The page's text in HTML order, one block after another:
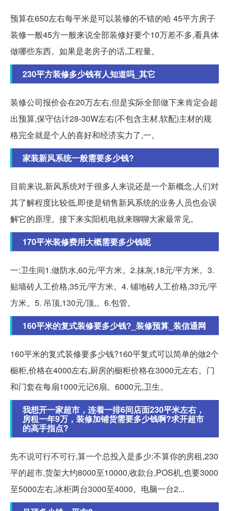
预算在650左右每平米是可以装修的不错的哈 45平方房子
装修一般45方一般来说全部装修好要个10万差不多,看具体
做哪些东西。如果是老房子的话,工程量。
230平方装修多少钱有人知道吗_其它
装修公司报价会在20万左右,但是实际全部做下来肯定会超
出预算,保守估计28-30W左右(不包含主材,软配)主材的规
格完全就是个人的喜好和经济实力了,一。
家装新风系统一般需要多少钱?
目前来说,新风系统对于很多人来说还是一个新概念,人们对
其了解程度比较低,即使是销售新风系统的业务人员也会误
解它的原理。接下来实阳机电就来聊聊大家最常见。
170平米装修费用大概需要多少钱呢
一:卫生间1.做防水,60元/平方米。2.抹灰,18元/平方米。3.
贴墙砖人工价格,35元/平方米。4. 铺地砖人工价格,33元/平
方米。5. 吊顶,130元/顶,。6.包管。
160平米的复式装修要多少钱?_装修预算_装信通网
160平米的复式装修要多少钱?160平复式可以简单的做2个
橱柜,价格在4000左右,厨房的橱柜价格在3000元左右。门
和门套在每扇1000元记6扇。6000元,卫生。
我想开一家超市，连着一排6间店面230平米左右，
房租一年9万，装修加铺货需要多少钱啊?求开超市
的高手指点?
先不说可行不可行,算一个总投入是多少:不算你的房租,230
平的超市,货架大约8000至10000,收款台,POS机,也要3000
至5000左右,冰柜两台3000至4000。电脑一台2...